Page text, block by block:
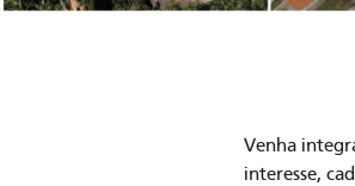
Venha
interesse,